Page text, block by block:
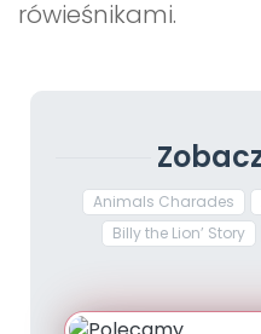
rówieśnikami.
Animals Charades
Billy the Lion’ Story